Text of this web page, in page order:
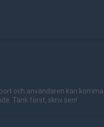
och användaren kan
Tänk först, skriv sen!